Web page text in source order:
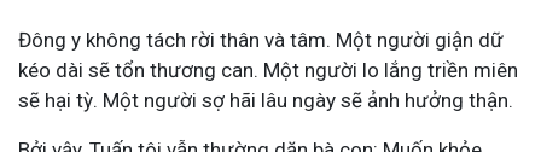
Đông y không tách rời thân và tâm. Một người giận dữ
kéo dài sẽ tổn thương can. Một người lo lắng triền miên
sẽ hại tỳ. Một người sợ hãi lâu ngày sẽ ảnh hưởng thận.